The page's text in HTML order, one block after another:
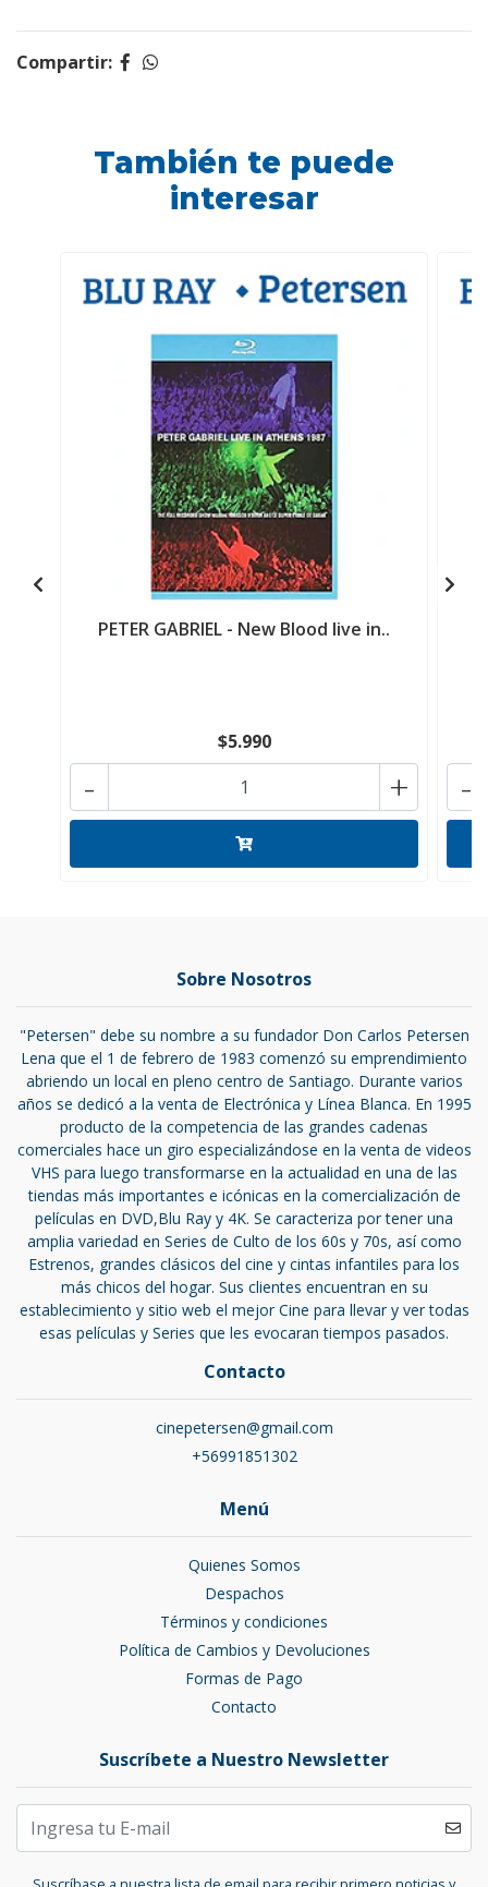
Compartir:
También te puede
interesar
PETER GABRIEL - New Blood live in..
$5.990
+
- -
Sobre Nosotros
"Petersen" debe su nombre a su fundador Don Carlos Petersen
Lena que el 1 de febrero de 1983 comenzó su emprendimiento
abriendo un local en pleno centro de Santiago. Durante varios
años se dedicó a la venta de Electrónica y Línea Blanca. En 1995
producto de la competencia de las grandes cadenas
comerciales hace un giro especializándose en la venta de videos
VHS para luego transformarse en la actualidad en una de las
tiendas más importantes e icónicas en la comercialización de
películas en DVD,Blu Ray y 4K. Se caracteriza por tener una
amplia variedad en Series de Culto de los 60s y 70s, así como
Estrenos, grandes clásicos del cine y cintas infantiles para los
más chicos del hogar. Sus clientes encuentran en su
establecimiento y sitio web el mejor Cine para llevar y ver todas
esas películas y Series que les evocaran tiempos pasados.
Contacto
cinepetersen@gmail.com
+56991851302
Menú
Quienes Somos
Despachos
Términos y condiciones
Política de Cambios y Devoluciones
Formas de Pago
Contacto
Suscríbete a Nuestro Newsletter